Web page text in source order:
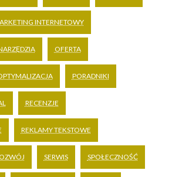
INTERNETOWY
OFERTA
PORADNIKI
RECENZJE
REKLAMY TEKSTOWE
SERWIS SPOŁECZNOŚĆ